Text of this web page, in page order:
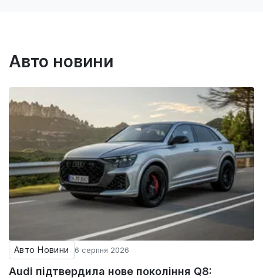
Авто новини
Авто Новини 6 серпня 2026
Audi підтвердила нове покоління Q8: